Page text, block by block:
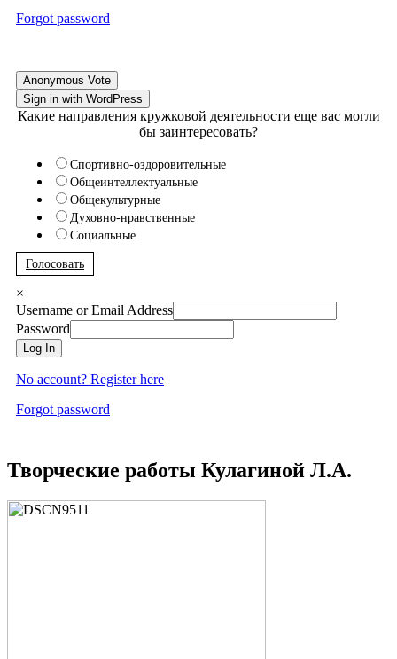
Forgot password
Anonymous Vote
Sign in with WordPress
Какие направления кружковой деятельности еще вас могли
бы заинтересовать?
Спортивно-оздоровительные
Общеинтеллектуальные
Общекультурные
Духовно-нравственные
Социальные
Голосовать
×
Username or Email Address
Password
Log In
No account? Register here
Forgot password
Творческие работы Кулагиной Л.А.